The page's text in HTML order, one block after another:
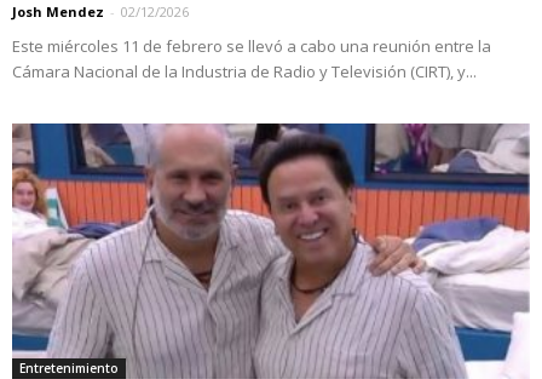
Josh Mendez - 02/12/2026
Este miércoles 11 de febrero se llevó a cabo una reunión entre la
Cámara Nacional de la Industria de Radio y Televisión (CIRT), y...
Entretenimiento